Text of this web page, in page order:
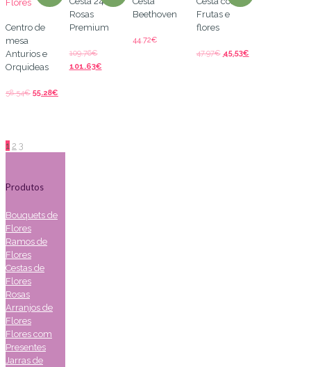
Centro de
mesa
Anturios e
Orquideas
58.54€ 55.28€
Rosas
Premium
109.76€
101.63€
Beethoven
44.72€
Frutas e
flores
47.97€ 45.53€
1 2 3
Produtos
Bouquets de
Flores
Ramos de
Flores
Cestas de
Flores
Rosas
Arranjos de
Flores
Flores com
Presentes
Jarras de